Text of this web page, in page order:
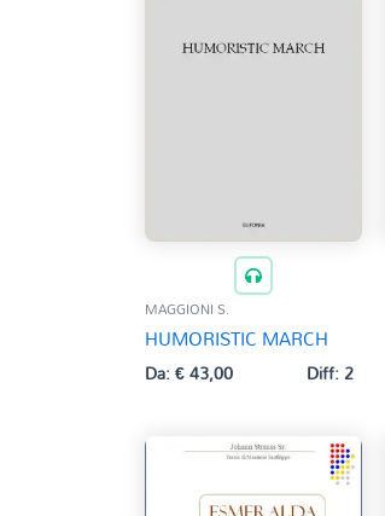
MAGGIONI S.
HUMORISTIC MARCH
Da:€43,00 Diff: 2